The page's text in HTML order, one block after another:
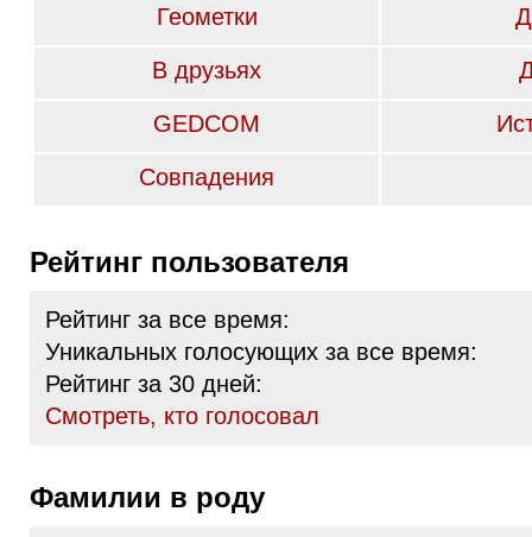
Геометки
В друзьях
GEDCOM
Совпадения
Рейтинг пользователя
Рейтинг за все время:
Уникальных голосующих за все время:
Рейтинг за 30 дней:
Cмотреть, кто голосовал
Фамилии в роду